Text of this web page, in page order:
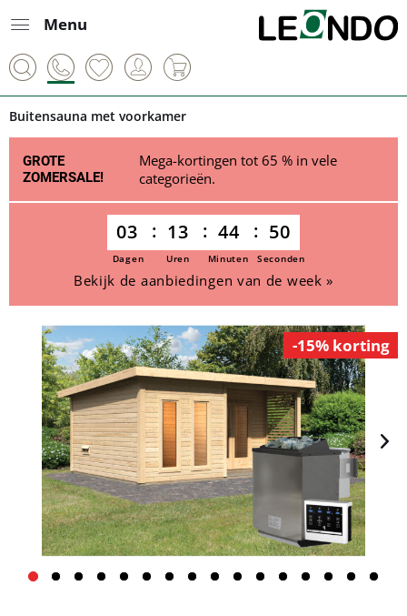
Menu
Buitensauna met voorkamer
GROTE
ZOMERSALE!
Mega-kortingen tot 65 % in vele
categorieën.
03 13 44 50
Dagen Uren Minuten Seconden
Bekijk de aanbiedingen van de week »
-15% korting